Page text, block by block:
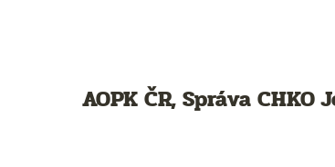
AOPK ČR, Správa CHKO